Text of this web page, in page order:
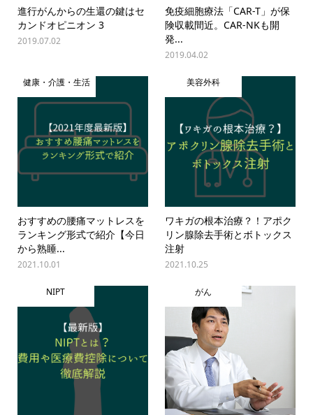
進行がんからの生還の鍵はセ
カンドオピニオン 3
2019.07.02
免疫細胞療法「CAR-T」が保
険収載間近。CAR-NKも開
発...
2019.04.02
健康・介護・生活
おすすめの腰痛マットレスを
ランキング形式で紹介【今日
から熟睡...
2021.10.01
美容外科
ワキガの根本治療？！アポク
リン腺除去手術とボトックス
注射
2021.10.25
NIPT がん